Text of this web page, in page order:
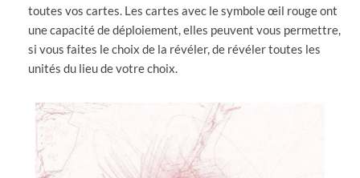
toutes vos cartes. Les cartes avec le symbole œil rouge ont
une capacité de déploiement, elles peuvent vous permettre,
si vous faites le choix de la révéler, de révéler toutes les
unités du lieu de votre choix.